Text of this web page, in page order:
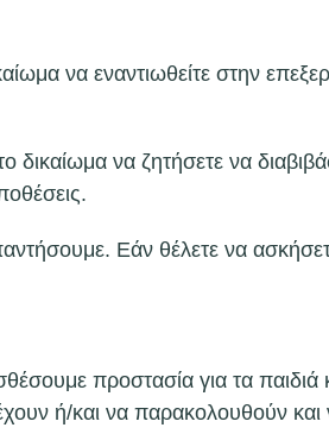
να εναντιωθείτε στην
να ζητήσετε να
Εάν θέλετε να
προστασία για τα
ή/και να παρακολουθούν